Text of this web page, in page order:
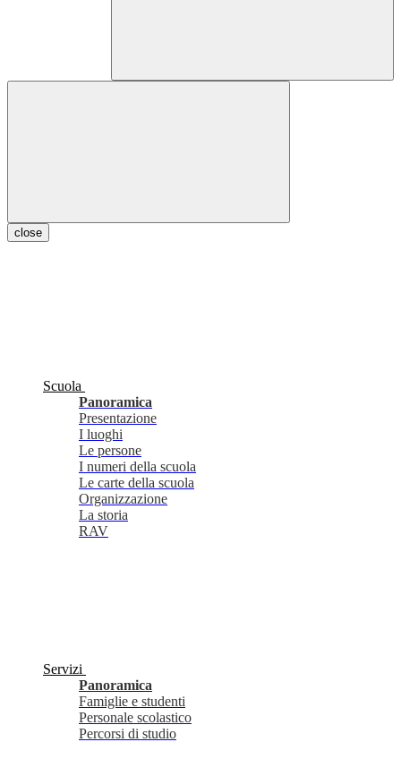
close
Scuola
Panoramica
Presentazione
I luoghi
Le persone
I numeri della scuola
Le carte della scuola
Organizzazione
La storia
RAV
Servizi
Panoramica
Famiglie e studenti
Personale scolastico
Percorsi di studio